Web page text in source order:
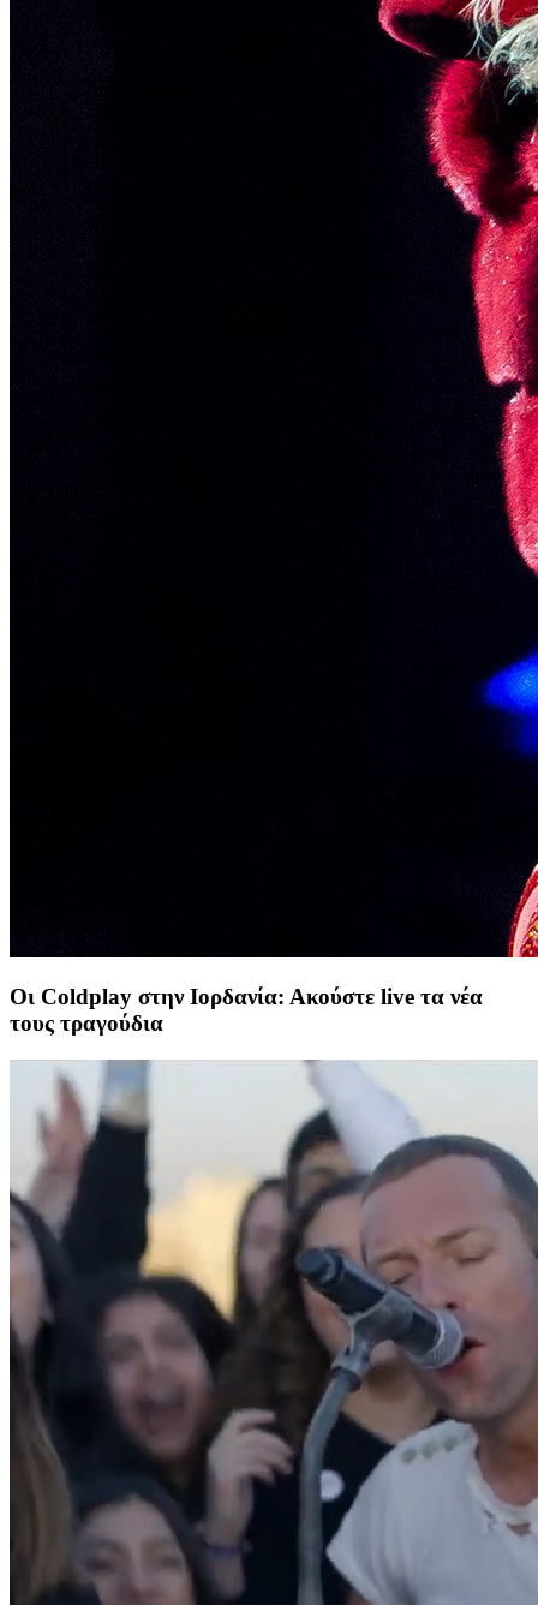
Οι Coldplay στην Ιορδανία: Ακούστε live τα νέα
τους τραγούδια